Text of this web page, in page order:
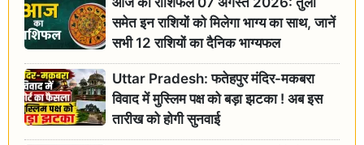
समेत इन राशियों को मिलेगा भाग्य का साथ, जानें
सभी 12 राशियों का दैनिक भाग्यफल
Uttar Pradesh: फतेहपुर मंदिर-मकबरा
विवाद में मुस्लिम पक्ष को बड़ा झटका ! अब इस
तारीख को होगी सुनवाई